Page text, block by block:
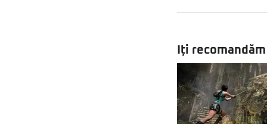
Iți recomandăm